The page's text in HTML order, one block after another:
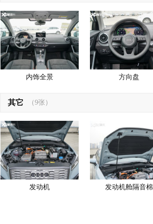
内饰全景 方向盘
其它 （9张）
发动机 发动机舱隔音棉